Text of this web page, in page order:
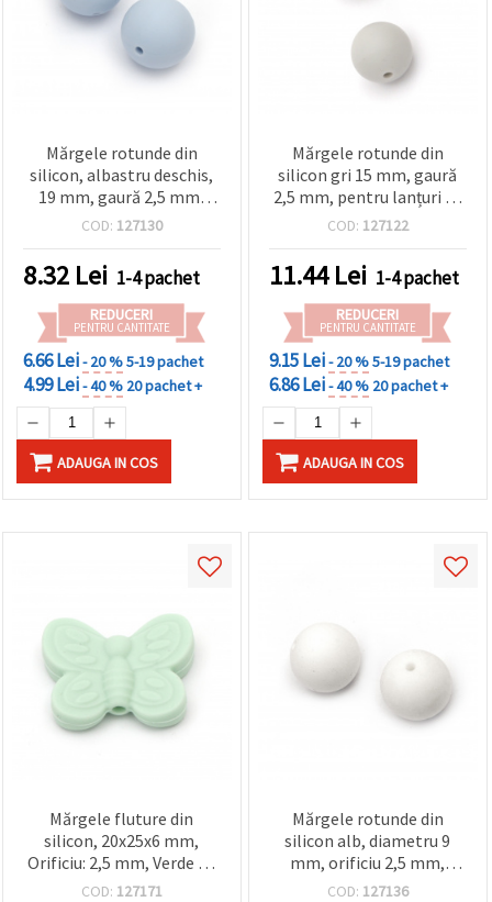
Mărgele rotunde din
silicon, albastru deschis,
19 mm, gaură 2,5 mm,
pentru bijuterii
brelocuri - 2 bucăți
COD: 127130
8.32 Lei 1-4 pachet
REDUCERI
PENTRU CANTITATE
6.66 Lei- 20 %5-19 pachet
4.99 Lei- 40 % 20 pachet +
ADAUGA IN COS
Mărgele rotunde din
silicon gri 15 mm, gaură
2,5 mm, pentru lanțuri de
suzetă DIY și accesorii
COD: 127122
11.44Lei 1-4 pachet
REDUCERI
PENTRU CANTITATE
9.15 Lei- 20 %5-19 pachet
6.86 Lei- 40 % 20 pachet +
ADAUGA IN COS
Mărgele fluture din
silicon, 20x25x6 mm,
Orificiu: 2,5 mm, Verde - 2
bucăți
COD: 127171
Mărgele rotunde din
silicon alb, diametru 9
mm, orificiu 2,5 mm,
ideale pentru perdele,
COD: 127136